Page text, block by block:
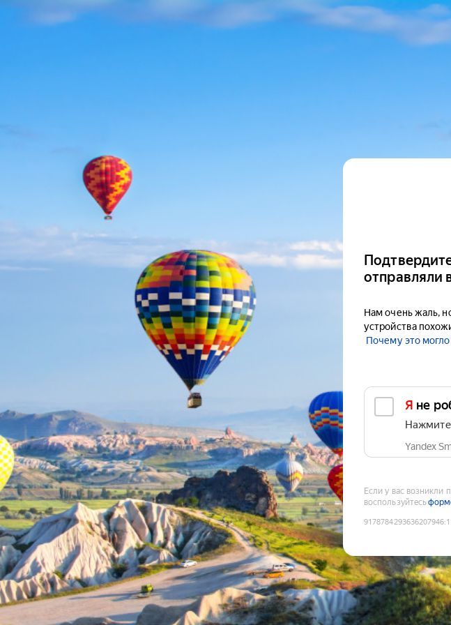
отправляли
Нам очень жаль,
устройства
Почему это
Я не
Yandex
Если у вас возникли
воспользуйтесь
9178784293636207946: